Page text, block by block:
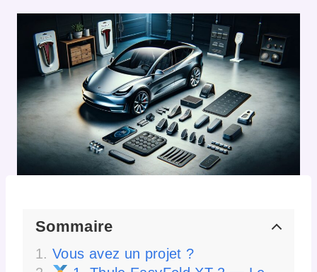
Sommaire
Vous avez un projet ?